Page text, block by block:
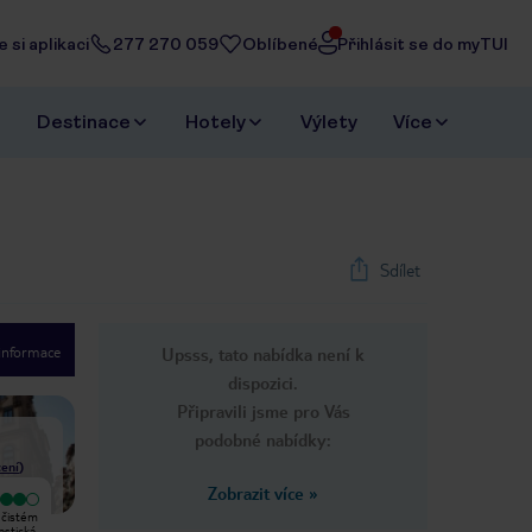
si aplikaci 277 270 059 Oblíbené Přihlásit se do myTUI
Destinace Hotely Výlety Více
Sdílet
Upsss, tato nabídka není k
dispozici.
Připravili jsme pro Vás
podobné nabídky:
Zobrazit více »
Next slide
1 /9
)
Velmi dobrý